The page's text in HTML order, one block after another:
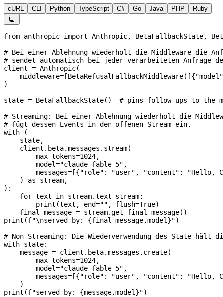
cURL CLI Python TypeScript C# Go Java PHP Ruby

from anthropic import Anthropic, BetaFallbackState,
# Bei einer Ablehnung wiederholt die Middleware die
# sendet automatisch bei jeder verarbeiteten Anfrage
client = Anthropic(
    middleware
= [BetaRefusalFallbackMiddleware([{"model"
)
state = BetaFallbackState() # pins follow-ups to the
# Streaming: Bei einer Ablehnung wiederholt die
# fügt dessen Events in den offenen Stream ein.
with (
    state,
    client.beta.messages.stream(
        max_tokens
=1024,
        model
="claude-fable-5" ,
        messages
= [{"role" : "user" , "content" :
"Hello,
    )
as stream,
):
    for
text in stream.text_stream:
        print
(text, end="" , flush=True)
    final_message
= stream.get_final_message()
print (f"\nserved by: {final_message.model}")
# Non-Streaming: Die Wiederverwendung des State
with state:
    message
= client.beta.messages.create(
        max_tokens
=1024,
        model
="claude-fable-5" ,
        messages
= [{"role" : "user" , "content" :
"Hello,
    )
print (f"served by: {message.model}")